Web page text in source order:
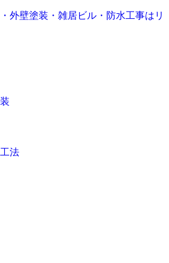
法